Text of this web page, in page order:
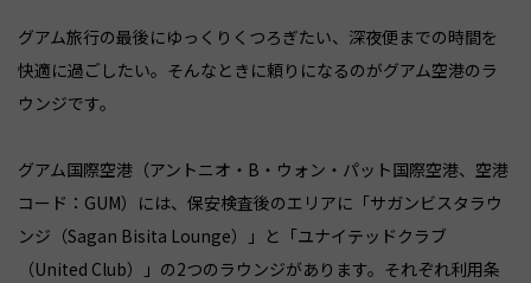
グアム旅行の最後にゆっくりくつろぎたい、深夜便までの時間を
快適に過ごしたい。そんなときに頼りになるのがグアム空港のラ
ウンジです。
グアム国際空港（アントニオ・B・ウォン・パット国際空港、空港
コード：GUM）には、保安検査後のエリアに「サガンビスタラウ
ンジ（Sagan Bisita Lounge）」と「ユナイテッドクラブ
（United Club）」の2つのラウンジがあります。それぞれ利用条